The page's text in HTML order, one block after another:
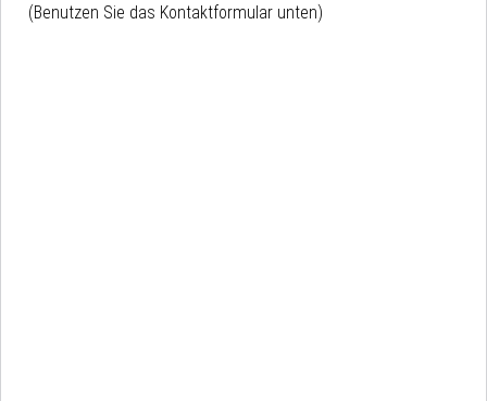
(Benutzen Sie das Kontaktformular unten)